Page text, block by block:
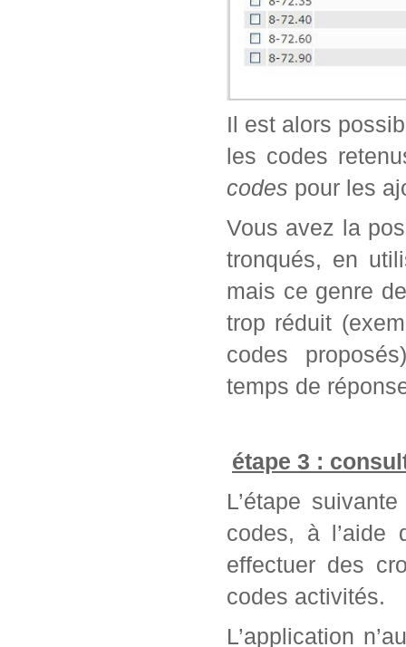
Il est alors
les codes
codes pour les
Vous avez la
tronqués, en
mais ce genre
trop réduit
codes
temps de
étape 3 :
L’étape
codes, à l’aide
effectuer des
codes activités.
L’application